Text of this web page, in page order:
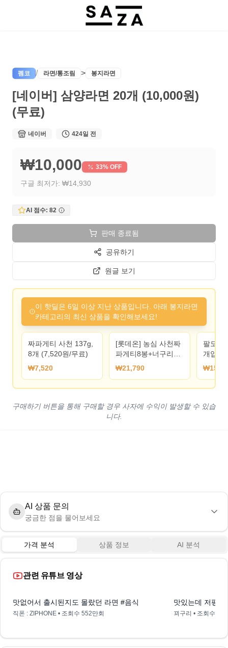
판매 종료
현재 구매할 수 없는 상품입니다
펨코 / 라면/통조림 > 봉지라면
[네이버] 삼양라면 20개 (10,000원)
(무료)
네이버 424일 전
₩10,000 33% OFF
구글 최저가: ₩14,930
AI 점수: 82
판매 종료됨
공유하기
원글 보기
이 핫딜은 6일 이상 지난 상품입니다. 아래 봉지라면
카테고리의 최신 상품을 확인해보세요!
짜파게티 사천 137g,
8개 (7,520원/무료)
₩7,520
[롯데온] 농심 사천짜
파게티8봉+너구리10
봉+신라면10봉 외 다
양 (21,790원) (무료)
₩21,790
팔도
개입 X
구매하기 버튼을 통해 구매할 경우 사자에 수익이 발생할 수 있습
니다.
AI 상품 문의
궁금한 점을 물어보세요
가격 분석 상품 정보 AI 분석
관련 유튜브 영상
맛없어서 출시된지도 몰랐던 라면 #음식
직폰 : ZIPHONE • 조회수 552만회
맛있는데 저평
꾀구리 • 조회수